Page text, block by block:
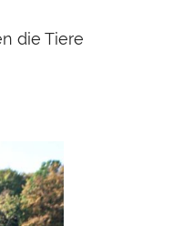
die Tiere